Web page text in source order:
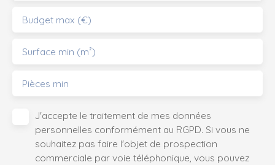
Budget max (€)
Surface min (m²)
Pièces min
J'accepte le traitement de mes données
personnelles conformément au RGPD. Si vous ne
souhaitez pas faire l'objet de prospection
commerciale par voie téléphonique, vous pouvez